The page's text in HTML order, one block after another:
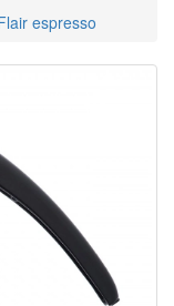
espresso